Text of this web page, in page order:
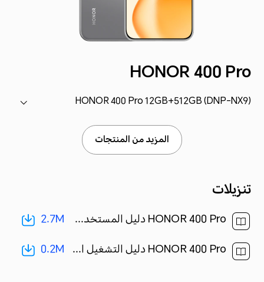
HONOR 400 Pro
HONOR 400 Pro 12GB+512GB (DNP-NX9)
المزيد من المنتجات
تنزيلات
HONOR 400 Pro دليل المستخدم-(MagicOS 9.0_01,ar-eg)[ 2.7M ]
2.7M
HONOR 400 Pro دليل التشغيل السريع-(Magic OS 9.0_01,DNP-NX9,ar)[ 0.2M ] 0.2M